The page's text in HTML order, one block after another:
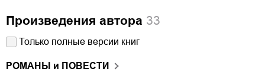
Произведения автора 33
Только полные версии книг
РОМАНЫ и ПОВЕСТИ